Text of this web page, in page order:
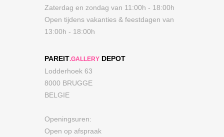
Zaterdag en zondag van 11:00h - 18:00h
Open tijdens vakanties & feestdagen van
13:00h - 18:00h
PAREIT.GALLERY DEPOT
Lodderhoek 63
8000 BRUGGE
BELGIE
Openingsuren:
Open op afspraak